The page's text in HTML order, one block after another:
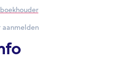
aanmelden